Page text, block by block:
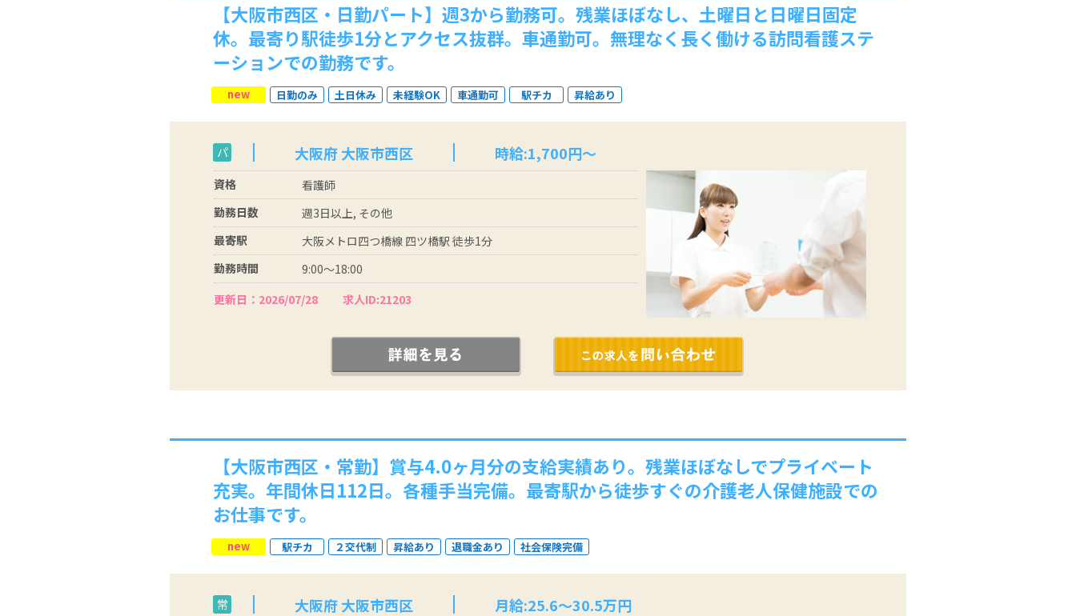
【大阪市西区・日勤パート】週3から勤務可。残業ほぼなし、土曜日と日曜日固定
休。最寄り駅徒歩1分とアクセス抜群。車通勤可。無理なく長く働ける訪問看護ステ
ーションでの勤務です。
new 日勤のみ 土日休み 未経験OK 車通勤可 駅チカ 昇給あり
パ 大阪府 大阪市西区 時給:1,700円～
資格
看護師
勤務日数
週3日以上, その他
最寄駅
大阪メトロ四つ橋線 四ツ橋駅 徒歩1分
勤務時間
9:00～18:00
更新日：2026/07/28
求人ID:21203
【大阪市西区・常勤】賞与4.0ヶ月分の支給実績あり。残業ほぼなしでプライベート
充実。年間休日112日。各種手当完備。最寄駅から徒歩すぐの介護老人保健施設での
お仕事です。
new 駅チカ ２交代制 昇給あり 退職金あり 社会保険完備
常 大阪府 大阪市西区 月給:25.6～30.5万円